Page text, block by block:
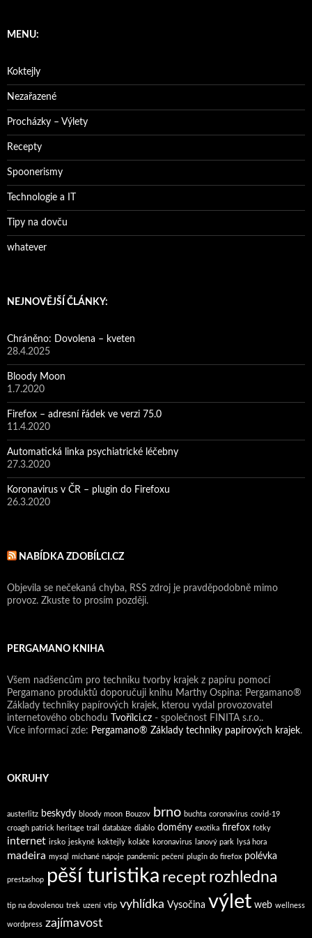
MENU:
Koktejly
Nezařazené
Procházky – Výlety
Recepty
Spoonerismy
Technologie a IT
Tipy na dovču
whatever
NEJNOVĚJŠÍ ČLÁNKY:
Chráněno: Dovolena – kveten
28.4.2025
Bloody Moon
1.7.2020
Firefox – adresní řádek ve verzi 75.0
11.4.2020
Automatická linka psychiatrické léčebny
27.3.2020
Koronavirus v ČR – plugin do Firefoxu
26.3.2020
NABÍDKA ZDOBÍLCI.CZ
Objevila se nečekaná chyba, RSS zdroj je pravděpodobně mimo
provoz. Zkuste to prosím později.
PERGAMANO KNIHA
Všem nadšencům pro techniku tvorby krajek z papíru pomocí
Pergamano produktů doporučuji knihu Marthy Ospina: Pergamano®
Základy techniky papírových krajek, kterou vydal provozovatel
internetového obchodu
Tvořílci.cz - společnost FINITA s.r.o..
Více informací zde: Pergamano® Základy techniky papírových krajek.
OKRUHY
austerlitz beskydy bloody moon Bouzov brno buchta coronavirus covid-19
croagh patrick heritage trail
databáze diablo domény exotika firefox fotky
internet irsko jeskyně koktejly koláče koronavirus lanový park lysá hora
madeira mysql míchané nápoje pandemic pečení plugin do firefox polévka
prestashop pěší turistika recept rozhledna
tip na dovolenou trek uzení vtip vyhlídka Vysočina výlet web wellness
wordpress zajímavost